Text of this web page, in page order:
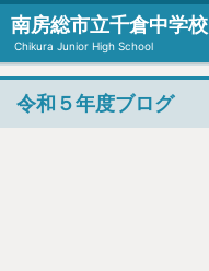
南房総市立千倉中学校
Chikura Junior High School
令和５年度ブログ